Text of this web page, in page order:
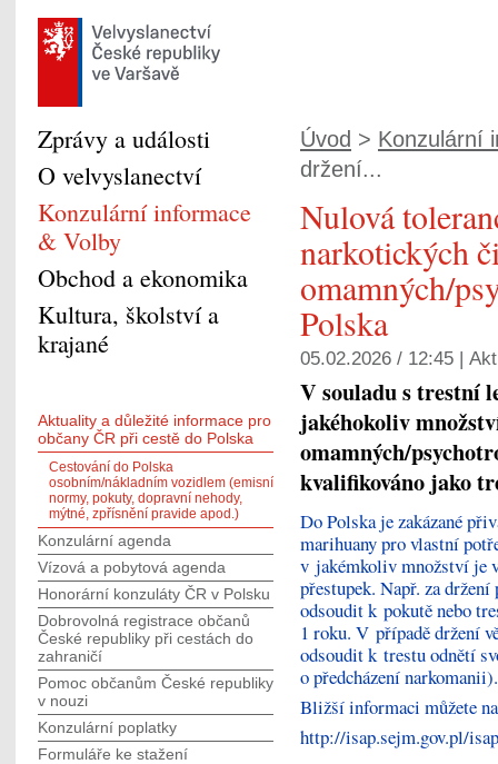
Úvod > Konzulární
držení...
Nulová
narkotických
omamných/
Polska
05.02.2026 / 12:45 |
V souladu s trestní
jakéhokoliv
omamných/
kvalifikováno jako
Do Polska je zakázané
marihuany pro vlastní
v jakémkoliv množství je
přestupek. Např. za
odsoudit k pokutě nebo
1 roku. V případě držení
odsoudit k trestu odnětí
o předcházení narkomanii).
Bližší informaci můžete
http://isap.sejm.gov.pl/
Zprávy a události
O velvyslanectví
Konzulární informace
& Volby
Obchod a ekonomika
Kultura, školství a
krajané
Aktuality a důležité informace pro
občany ČR při cestě do Polska
Cestování do Polska
osobním/nákladním vozidlem (emisní
normy, pokuty, dopravní nehody,
mýtné, zpřísnění pravide apod.)
Konzulární agenda
Vízová a pobytová agenda
Honorární konzuláty ČR v Polsku
Dobrovolná registrace občanů
České republiky při cestách do
zahraničí
Pomoc občanům České republiky
v nouzi
Konzulární poplatky
Formuláře ke stažení